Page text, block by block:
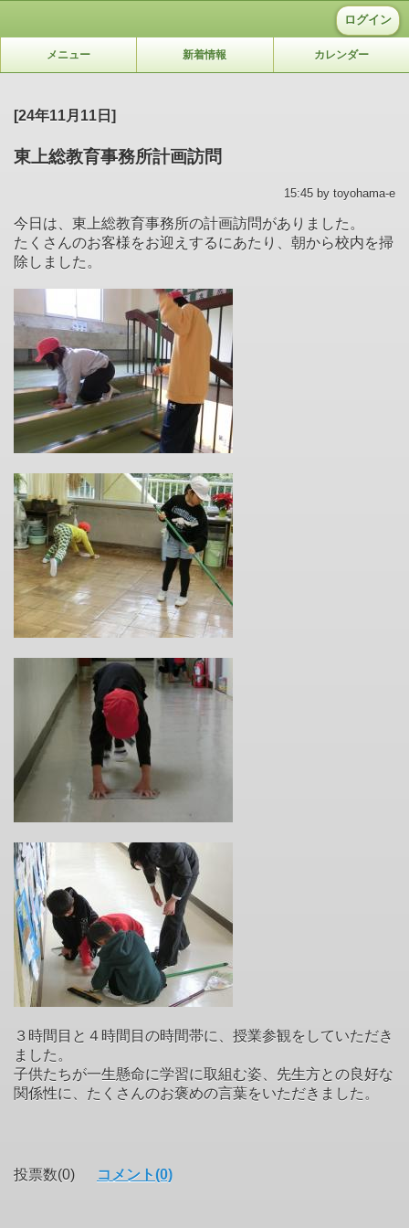
ログイン
メニュー 新着情報 カレンダー
[24年11月11日]
東上総教育事務所計画訪問
15:45 by toyohama-e
今日は、東上総教育事務所の計画訪問がありました。
たくさんのお客様をお迎えするにあたり、朝から校内を掃
除しました。
３時間目と４時間目の時間帯に、授業参観をしていただき
ました。
子供たちが一生懸命に学習に取組む姿、先生方との良好な
関係性に、たくさんのお褒めの言葉をいただきました。
投票数(0) コメント(0)